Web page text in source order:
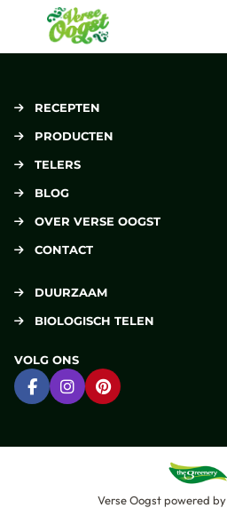
Verse Oogst
RECEPTEN
PRODUCTEN
TELERS
BLOG
OVER VERSE OOGST
CONTACT
DUURZAAM
BIOLOGISCH TELEN
VOLG ONS
Ga naar Facebook
Ga naar Instagram
Ga naar Pinterest
Verse Oogstpowered by